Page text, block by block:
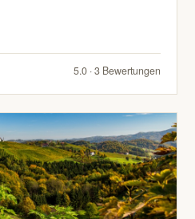
5.0 · 3 Bewertungen